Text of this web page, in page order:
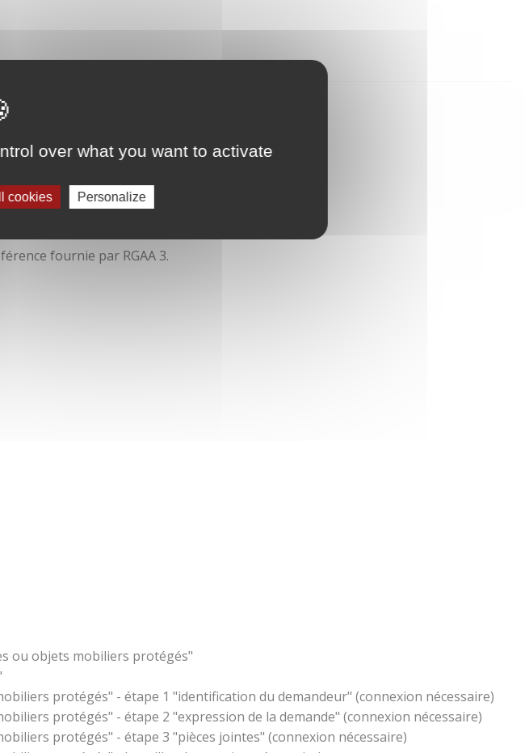
over what you want to activate
cookies Personalize
fournie par RGAA 3.
ou objets mobiliers protégés"
protégés" - étape 1 "identification du demandeur" (connexion nécessaire)
protégés" - étape 2 "expression de la demande" (connexion nécessaire)
protégés" - étape 3 "pièces jointes" (connexion nécessaire)